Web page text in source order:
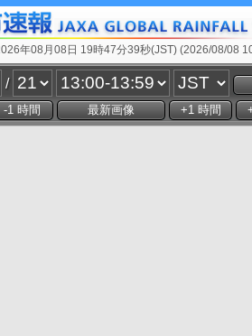
年08月08日 19時47分39秒(JST) (2026/08/08
/